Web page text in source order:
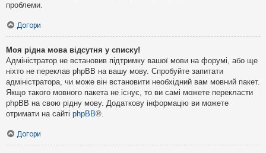
проблеми.
Догори
Моя рідна мова відсутня у списку!
Адміністратор не встановив підтримку вашої мови на форумі, або ще
ніхто не переклав phpBB на вашу мову. Спробуйте запитати
адміністратора, чи може він встановити необхідний вам мовний пакет.
Якщо такого мовного пакета не існує, то ви самі можете перекласти
phpBB на свою рідну мову. Додаткову інформацію ви можете
отримати на сайті phpBB®.
Догори